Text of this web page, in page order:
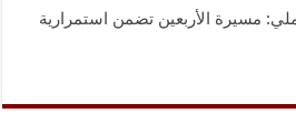
مسيرة الأربعين تضمن استمرارية